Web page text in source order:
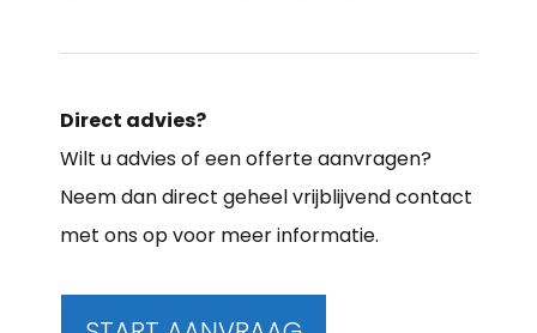
Direct advies?
Wilt u advies of een offerte aanvragen?
Neem dan direct geheel vrijblijvend contact
met ons op voor meer informatie.